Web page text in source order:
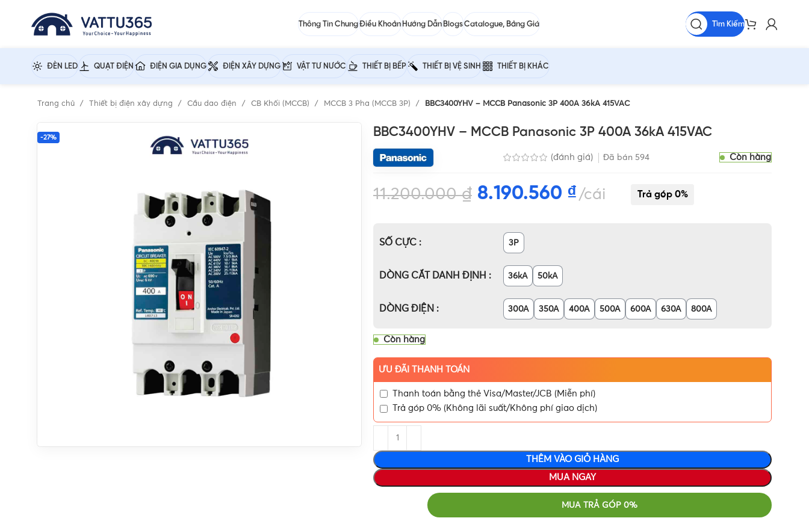
Thông Tin ChungĐiều Khoản Hướng Dẫn BlogsCatalogue, Bảng Giá Tìm Kiếm
ĐÈN LED QUẠT ĐIỆN ĐIỆN GIA DỤNG ĐIỆN XÂY DỰNG VẬT TƯ NƯỚC THIẾT BỊ BẾP THIẾT BỊ VỆ SINH THIẾT BỊ KHÁC
Trang chủ Thiết bị điện xây dựng Cầu dao điện CB Khối (MCCB) MCCB 3 Pha (MCCB 3P) BBC3400YHV – MCCB Panasonic 3P 400A 36kA 415VAC
-27% BBC3400YHV – MCCB Panasonic 3P 400A 36kA 415VAC
(đánh giá) Đã bán 594 Còn hàng
11.200.000₫ 8.190.560 ₫ cái
SỐ CỰC 3P
DÒNG CẮT DANH ĐỊNH 36kA 50kA
DÒNG ĐIỆN 300A 350A 400A 500A 600A 630A 800A
Còn hàng
ƯU ĐÃI THANH TOÁN
Thanh toán bằng thẻ Visa/Master/JCB (Miễn phí)
Trả góp 0% (Không lãi suất/Không phí giao dịch)
THÊM VÀO GIỎ HÀNG
MUA NGAY
MUA TRẢ GÓP 0%